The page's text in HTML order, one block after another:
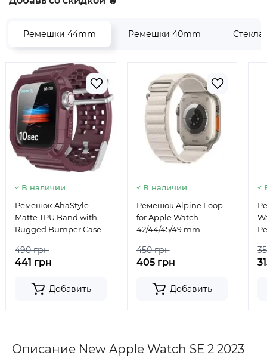
Ремешки 44mm Ремешки 40mm
В наличии
Ремешок AhaStyle
Matte TPU Band with
Rugged Bumper Case
42/44/45 mm
Burgundy
490 грн
441 грн
Добавить
В наличии
Ремешок Alpine Loop
for Apple Watch
42/44/45/49 mm
450 грн
405 грн
Добавить
Описание New Apple Watch SE 2 2023